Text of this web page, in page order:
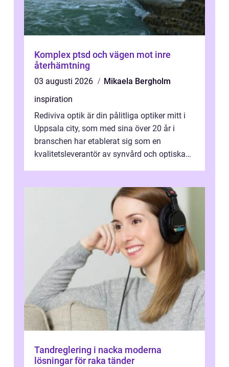
Komplex ptsd och vägen mot inre
återhämtning
03 augusti 2026
Mikaela Bergholm
inspiration
Rediviva optik är din pålitliga optiker mitt i
Uppsala city, som med sina över 20 år i
branschen har etablerat sig som en
kvalitetsleverantör av synvård och optiska
Tandreglering i nacka moderna
lösningar för raka tänder